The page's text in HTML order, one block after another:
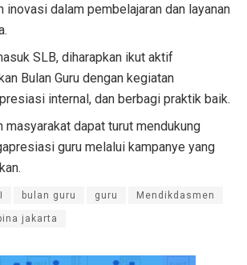
inovasi dalam pembelajaran dan layanan
SLB, diharapkan ikut aktif
Bulan Guru dengan kegiatan
internal, dan berbagi praktik baik.
masyarakat dapat turut mendukung
guru melalui kampanye yang
bulan guru guru Mendikdasmen
jakarta